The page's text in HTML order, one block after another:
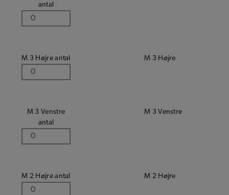
antal
M 3 Højre antal M 3 Højre
M 3 Venstre
antal
M 3 Venstre
M 2 Højre antal M 2 Højre